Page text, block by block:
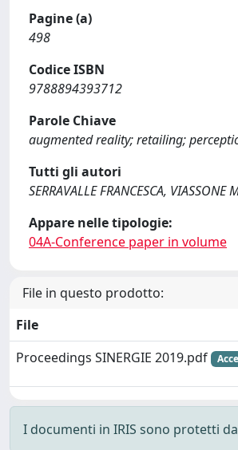
Pagine (a)
498
Codice ISBN
9788894393712
Parole Chiave
augmented reality; retailing;
Tutti gli autori
SERRAVALLE FRANCESCA, VIASSONE
Appare nelle tipologie:
04A-Conference paper in volume
File in questo prodotto:
File
Proceedings SINERGIE 2019.pdf
I documenti in IRIS sono protetti